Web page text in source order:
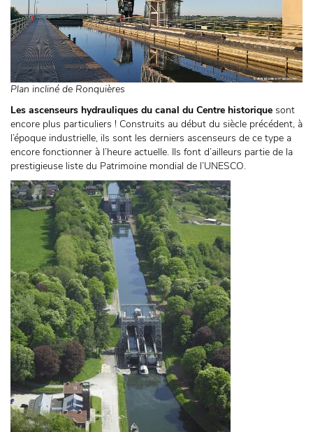
Plan incliné de Ronquières
Les ascenseurs hydrauliques du canal du Centre historique sont
encore plus particuliers ! Construits au début du siècle précédent, à
l’époque industrielle, ils sont les derniers ascenseurs de ce type a
encore fonctionner à l’heure actuelle. Ils font d’ailleurs partie de la
prestigieuse liste du Patrimoine mondial de l’UNESCO.